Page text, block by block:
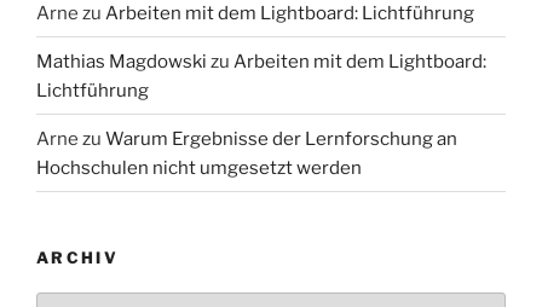
Arne zu Arbeiten mit dem Lightboard: Lichtführung
Mathias Magdowski zu Arbeiten mit dem Lightboard:
Lichtführung
Arne zu Warum Ergebnisse der Lernforschung an
Hochschulen nicht umgesetzt werden
ARCHIV